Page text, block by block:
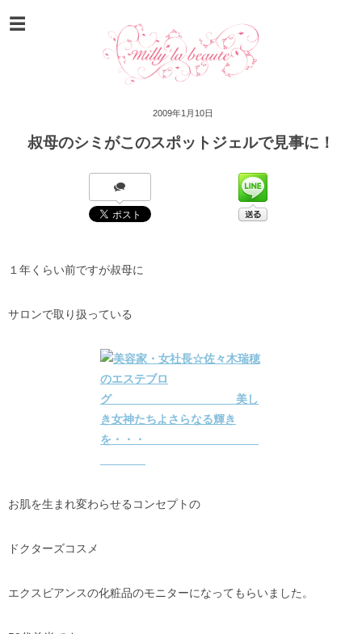
2009年1月10日
叔母のシミがこのスポットジェルで見事に！
１年くらい前ですが叔母に
サロンで取り扱っている
お肌を生まれ変わらせるコンセプトの
ドクターズコスメ
エクスビアンスの化粧品のモニターになってもらいました。